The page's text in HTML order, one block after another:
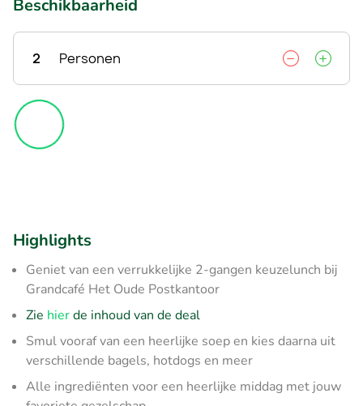
Beschikbaarheid
2 Personen
Highlights
Geniet van een verrukkelijke 2-gangen keuzelunch bij
Grandcafé Het Oude Postkantoor
Zie hierde inhoud van de deal
Smul vooraf van een heerlijke soep en kies daarna uit
verschillende bagels, hotdogs en meer
Alle ingrediënten voor een heerlijke middag met jouw